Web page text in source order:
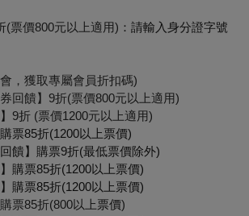
(票價800元以上適用) ：請輸入身分證字號
，獲取專屬會員折扣碼)
券回饋】9折(票價800元以上適用)
】 9折 (票價1200元以上適用)
購票85折(1200以上票價)
饋】購票9折(最低票價除外)
購票85折(1200以上票價)
購票85折(1200以上票價)
票85折(800以上票價)